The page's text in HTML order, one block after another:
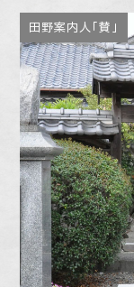
田野案内人「賛」